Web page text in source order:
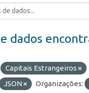
dados
Capitais Estrangeiros
JSON Organizações: